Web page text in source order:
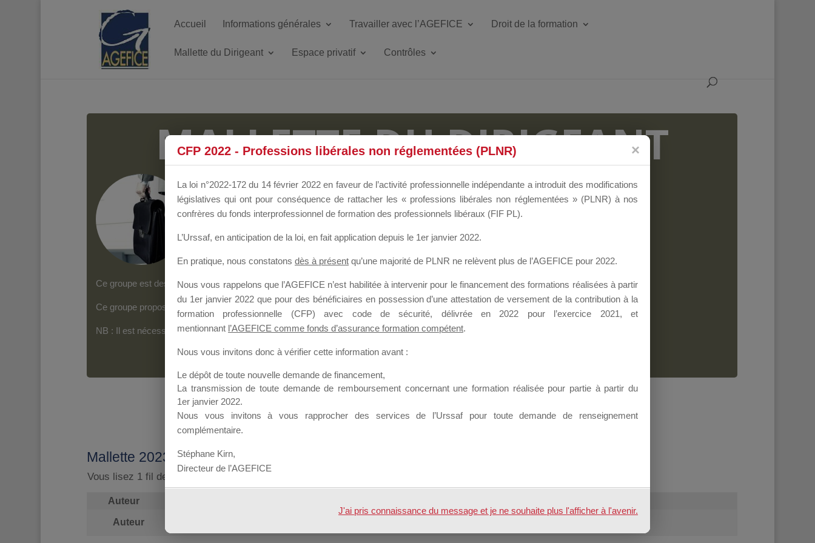
Accueil Informations générales Travailler avec l’AGEFICE Droit de la formation
Mallette du Dirigeant Espace privatif Contrôles
MALLETTE DU DIRIGEANT
Groupe Public il y a un mois
Ce groupe est destiné aux Organismes de Formation qui souhaitent répondre à l’Appel à Propositions Mallette du Dirigeant.
Ce groupe propose un forum dédié au support sur lequel il est possible de laisser un message ou poser une question.
NB : Il est nécessaire d’êtreinscrit(e)pour pouvoir rejoindre ce groupe
Mallette 2023
Vous lisez 1 fil de discussion
Auteur
Auteur
CFP 2022 - Professions libérales non réglementées (PLNR)
La loi n°2022-172 du 14 février 2022 en faveur de l’activité professionnelle indépendante a introduit des modifications
législatives qui ont pour conséquence de rattacher les « professions libérales non réglementées » (PLNR) à nos
confrères du fonds interprofessionnel de formation des professionnels libéraux (FIF PL).
L’Urssaf, en anticipation de la loi, en fait application depuis le 1er janvier 2022.
En pratique, nous constatons dès à présent qu’une majorité de PLNR ne relèvent plus de l’AGEFICE pour 2022.
Nous vous rappelons que l’AGEFICE n’est habilitée à intervenir pour le financement des formations réalisées à partir
du 1er janvier 2022 que pour des bénéficiaires en possession d’une attestation de versement de la contribution à la
formation professionnelle (CFP) avec code de sécurité, délivrée en 2022 pour l’exercice 2021, et
mentionnant l’AGEFICE comme fonds d’assurance formation compétent.
Nous vous invitons donc à vérifier cette information avant :
Le dépôt de toute nouvelle demande de financement,
La transmission de toute demande de remboursement concernant une formation réalisée pour partie à partir du
1er janvier 2022.
Nous vous invitons à vous rapprocher des services de l’Urssaf pour toute demande de renseignement
complémentaire.
Stéphane Kirn,
Directeur de l’AGEFICE
J'ai pris connaissance du message et je ne souhaite plus l'afficher à l'avenir.